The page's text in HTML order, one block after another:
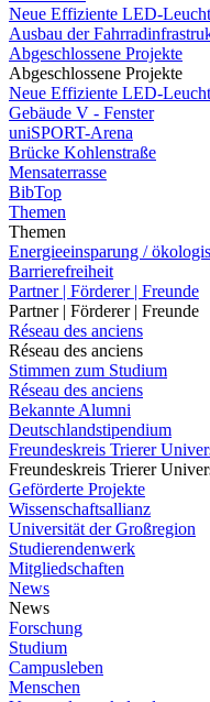
Neue Effiziente LED-
Ausbau der
Abgeschlossene Projekte
Abgeschlossene Projekte
Neue Effiziente LED-
Gebäude V - Fenster
uniSPORT-Arena
Brücke Kohlenstraße
Mensaterrasse
BibTop
Themen
Themen
Energieeinsparung /
Barrierefreiheit
Partner | Förderer | Freunde
Partner | Förderer | Freunde
Réseau des anciens
Réseau des anciens
Stimmen zum Studium
Réseau des anciens
Bekannte Alumni
Deutschlandstipendium
Freundeskreis Trierer
Freundeskreis Trierer
Geförderte Projekte
Wissenschaftsallianz
Universität der Großregion
Studierendenwerk
Mitgliedschaften
News
News
Forschung
Studium
Campusleben
Menschen